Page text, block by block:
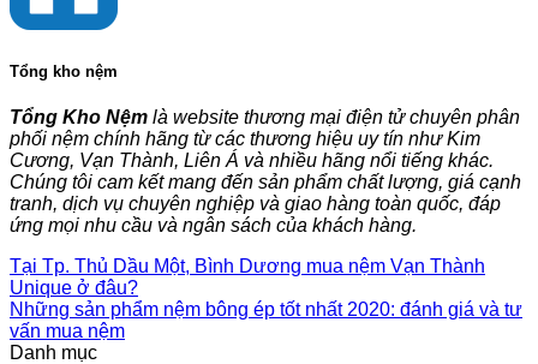
Tổng kho nệm
Tổng Kho Nệm là website thương mại điện tử chuyên phân
phối nệm chính hãng từ các thương hiệu uy tín như Kim
Cương, Vạn Thành, Liên Á và nhiều hãng nổi tiếng khác.
Chúng tôi cam kết mang đến sản phẩm chất lượng, giá cạnh
tranh, dịch vụ chuyên nghiệp và giao hàng toàn quốc, đáp
ứng mọi nhu cầu và ngân sách của khách hàng.
Tại Tp. Thủ Dầu Một, Bình Dương mua nệm Vạn Thành
Unique ở đâu?
Những sản phẩm nệm bông ép tốt nhất 2020: đánh giá và tư
vấn mua nệm
Danh mục